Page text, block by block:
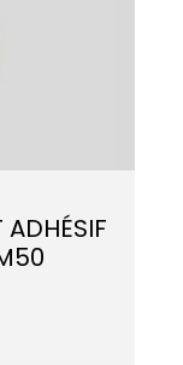
ADHÉSIF